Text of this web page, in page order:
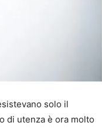
solo il
di utenza è ora molto